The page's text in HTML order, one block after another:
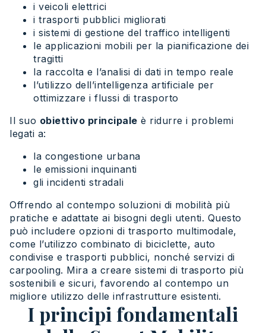
i veicoli elettrici
i trasporti pubblici migliorati
i sistemi di gestione del traffico intelligenti
le applicazioni mobili per la pianificazione dei
tragitti
la raccolta e l’analisi di dati in tempo reale
l’utilizzo dell’intelligenza artificiale per
ottimizzare i flussi di trasporto
Il suo obiettivo principale è ridurre i problemi
legati a:
la congestione urbana
le emissioni inquinanti
gli incidenti stradali
Offrendo al contempo soluzioni di mobilità più
pratiche e adattate ai bisogni degli utenti. Questo
può includere opzioni di trasporto multimodale,
come l’utilizzo combinato di biciclette, auto
condivise e trasporti pubblici, nonché servizi di
carpooling. Mira a creare sistemi di trasporto più
sostenibili e sicuri, favorendo al contempo un
migliore utilizzo delle infrastrutture esistenti.
I principi fondamentali